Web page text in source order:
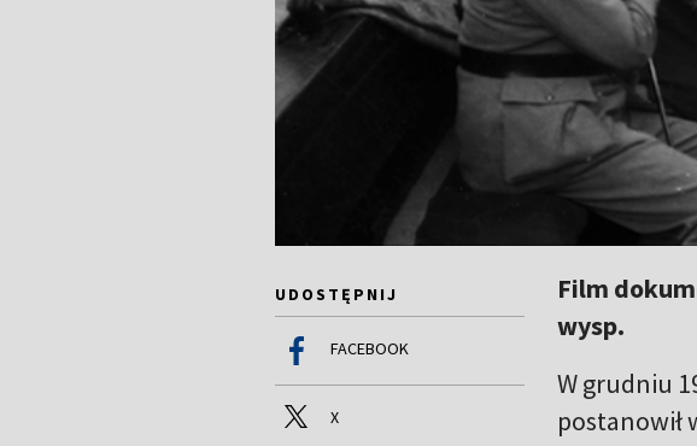
UDOSTĘPNIJ
FACEBOOK
X
Film
wysp.
W grudniu
postanowił